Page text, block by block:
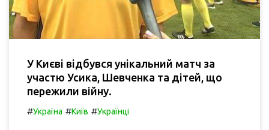
У Києві відбувся унікальний матч за
участю Усика, Шевченка та дітей, що
пережили війну.
#Україна #Київ #Українці